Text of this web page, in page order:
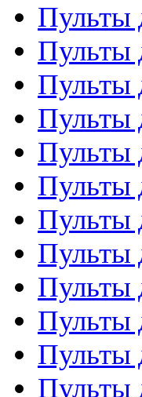
Пульты
Пульты
Пульты
Пульты
Пульты
Пульты
Пульты
Пульты
Пульты
Пульты
Пульты
Пульты